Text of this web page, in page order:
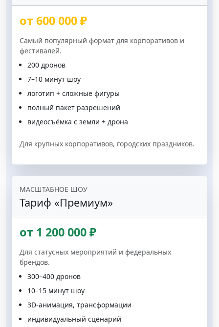
от 600 000 ₽
Самый популярный формат для корпоративов и
фестивалей.
200 дронов
7–10 минут шоу
логотип + сложные фигуры
полный пакет разрешений
видеосъёмка с земли + дрона
Для крупных корпоративов, городских праздников.
МАСШТАБНОЕ ШОУ
Тариф «Премиум»
от 1 200 000 ₽
Для статусных мероприятий и федеральных
брендов.
300–400 дронов
10–15 минут шоу
3D-анимация, трансформации
индивидуальный сценарий